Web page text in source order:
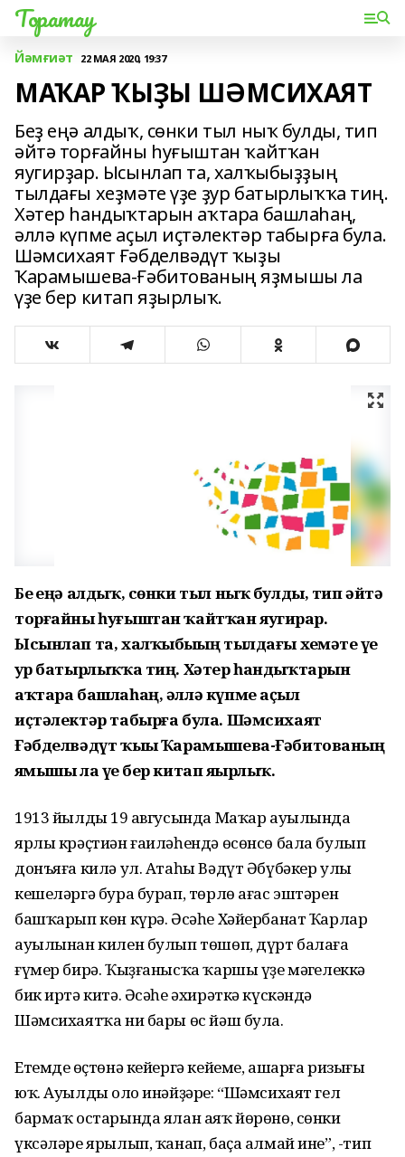
Торатау
Йәмғиәт 22 МАЯ 2020, 19:37
МАҠАР ҠЫҘЫ ШӘМСИХАЯТ
Беҙ еңә алдыҡ, сөнки тыл ныҡ булды, тип
әйтә торғайны һуғыштан ҡайтҡан
яугирҙар. Ысынлап та, халҡыбыҙҙың
тылдағы хеҙмәте үҙе ҙур батырлыҡҡа тиң.
Хәтер һандыҡтарын аҡтара башлаһаң,
әллә күпме аҫыл иҫтәлектәр табырға була.
Шәмсихаят Ғәбделвәдүт ҡыҙы
Ҡарамышева-Ғәбитованың яҙмышы ла
үҙе бер китап яҙырлыҡ.
Беҙ еңә алдыҡ, сөнки тыл ныҡ булды, тип әйтә
торғайны һуғыштан ҡайтҡан яугирҙар.
Ысынлап та, халҡыбыҙҙың тылдағы хеҙмәте үҙе
ҙур батырлыҡҡа тиң. Хәтер һандыҡтарын
аҡтара башлаһаң, әллә күпме аҫыл
иҫтәлектәр табырға була. Шәмсихаят
Ғәбделвәдүт ҡыҙы Ҡарамышева-Ғәбитованың
яҙмышы ла үҙе бер китап яҙырлыҡ.
1913 йылдың 19 авгусында Маҡар ауылында
ярлы крәҫтиән ғаиләһендә өсөнсө бала булып
донъяға килә ул. Атаһы Вәдүт Әбүбәкер улы
кешеләргә бура бурап, төрлө ағас эштәрен
башҡарып көн күрә. Әсәһе Хәйербанат Ҡарлар
ауылынан килен булып төшөп, дүрт балаға
ғүмер бирә. Ҡыҙғанысҡа ҡаршы үҙе мәңгелеккә
бик иртә китә. Әсәһе әхирәткә күскәндә
Шәмсихаятҡа ни бары өс йәш була.
Етемдең өҫтөнә кейергә кейеме, ашарға ризығы
юҡ. Ауылдың оло инәйҙәре: “Шәмсихаят гел
бармаҡ остарында ялан аяҡ йөрөнө, сөнки
үксәләре ярылып, ҡанап, баҫа алмай ине”, -тип